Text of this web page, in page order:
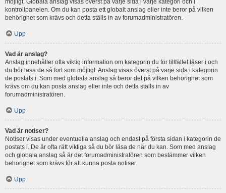
möjligt. Globala anslag visas överst på varje sida i varje kategori och i
kontrollpanelen. Om du kan posta ett globalt anslag eller inte beror på vilken
behörighet som krävs och detta ställs in av forumadministratören.
Upp
Vad är anslag?
Anslag innehåller ofta viktig information om kategorin du för tillfället läser i och
du bör läsa de så fort som möjligt. Anslag visas överst på varje sida i kategorin
de postats i. Som med globala anslag så beror det på vilken behörighet som
krävs om du kan posta anslag eller inte och detta ställs in av
forumadministratören.
Upp
Vad är notiser?
Notiser visas under eventuella anslag och endast på första sidan i kategorin de
postats i. De är ofta rätt viktiga så du bör läsa de när du kan. Som med anslag
och globala anslag så är det forumadministratören som bestämmer vilken
behörighet som krävs för att kunna posta notiser.
Upp